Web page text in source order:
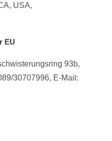
USA,
EU
93b,
30707996, E-Mail: